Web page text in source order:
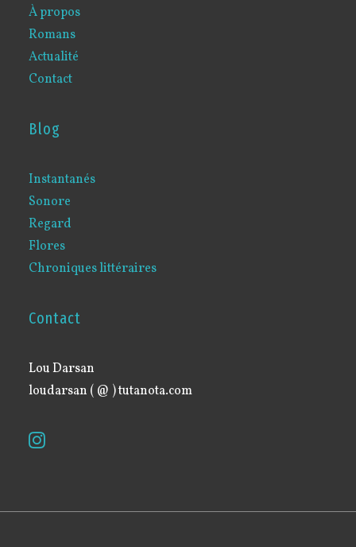
À propos
Romans
Actualité
Contact
Blog
Instantanés
Sonore
Regard
Flores
Chroniques littéraires
Contact
Lou Darsan
loudarsan ( @ ) tutanota.com